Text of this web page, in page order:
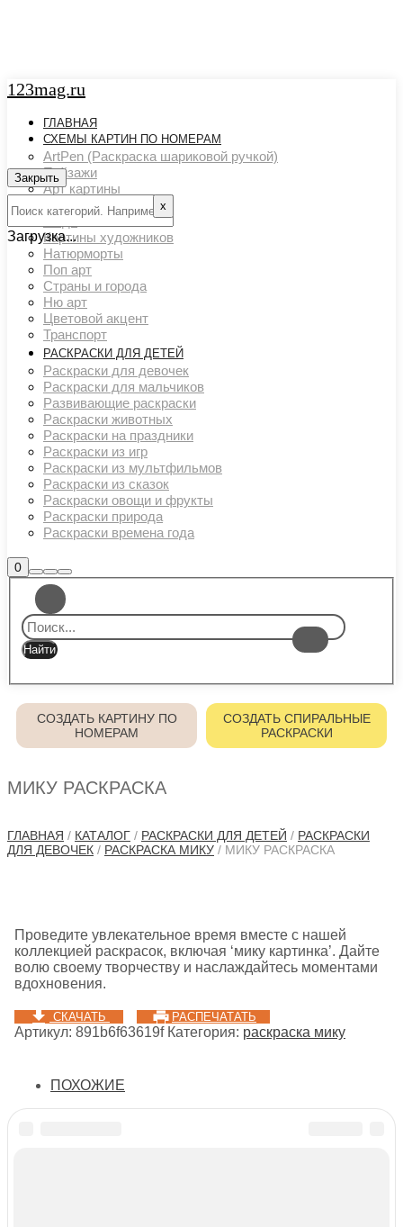
123mag.ru
ГЛАВНАЯ
СХЕМЫ КАРТИН ПО НОМЕРАМ
ArtPen (Раскраска шариковой ручкой)
Пейзажи
Арт картины
Животный мир
Картины художников
Натюрморты
Поп арт
Страны и города
Ню арт
Цветовой акцент
Транспорт
РАСКРАСКИ ДЛЯ ДЕТЕЙ
Раскраски для девочек
Раскраски для мальчиков
Развивающие раскраски
Раскраски животных
Раскраски на праздники
Раскраски из игр
Раскраски из мультфильмов
Раскраски из сказок
Раскраски овощи и фрукты
Раскраски природа
Раскраски времена года
0Боковая
панель
магазина
Найти
Больше
информации
Главное
меню
СОЗДАТЬ КАРТИНУ ПО
НОМЕРАМ
СОЗДАТЬ СПИРАЛЬНЫЕ
РАСКРАСКИ
МИКУ РАСКРАСКА
ГЛАВНАЯ / КАТАЛОГ / РАСКРАСКИ ДЛЯ ДЕТЕЙ / РАСКРАСКИ
ДЛЯ ДЕВОЧЕК / РАСКРАСКА МИКУ / МИКУ РАСКРАСКА
Проведите увлекательное время вместе с нашей
коллекцией раскрасок, включая ‘мику картинка’. Дайте
волю своему творчеству и наслаждайтесь моментами
вдохновения.
СКАЧАТЬ РАСПЕЧАТАТЬ
Артикул: 891b6f63619f Категория: раскраска мику
ПОХОЖИЕ
Закрыть
х
Загрузка...